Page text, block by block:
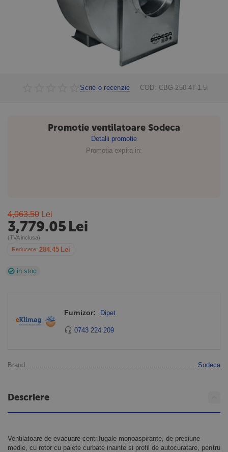
Scrie o recenzie COD: CBG-250-4T-1.5
Promotie ventilatoare Sodeca
Detalii promotie
Promotia expira in:
4,063.50 Lei
3,779.05Lei
(TVA inclusa)
Reducere: 284.45 Lei
in stoc
Furnizor: Dipet
0743 224 209
Brand Sodeca
Descriere
Ventilatoare de evacuare centrifugale monoaspirante, de presiune
medie, cu rotor cu palete curbate inainte si profil de autocuratare, pentru